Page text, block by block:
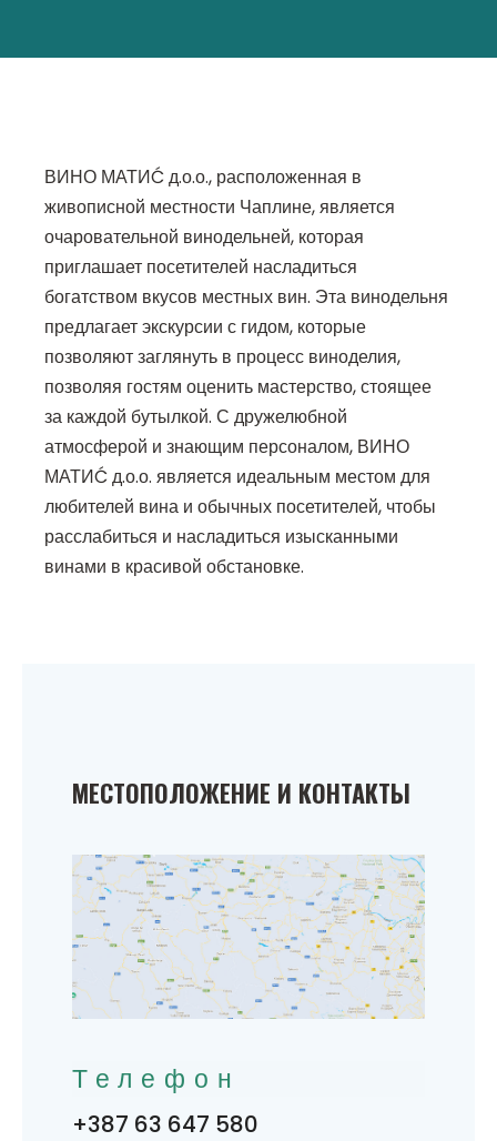
ВИНО МАТИĆ д.о.о., расположенная в
живописной местности Чаплине, является
очаровательной винодельней, которая
приглашает посетителей насладиться
богатством вкусов местных вин. Эта винодельня
предлагает экскурсии с гидом, которые
позволяют заглянуть в процесс виноделия,
позволяя гостям оценить мастерство, стоящее
за каждой бутылкой. С дружелюбной
атмосферой и знающим персоналом, ВИНО
МАТИĆ д.о.о. является идеальным местом для
любителей вина и обычных посетителей, чтобы
расслабиться и насладиться изысканными
винами в красивой обстановке.
МЕСТОПОЛОЖЕНИЕ И КОНТАКТЫ
Телефон
+387 63 647 580